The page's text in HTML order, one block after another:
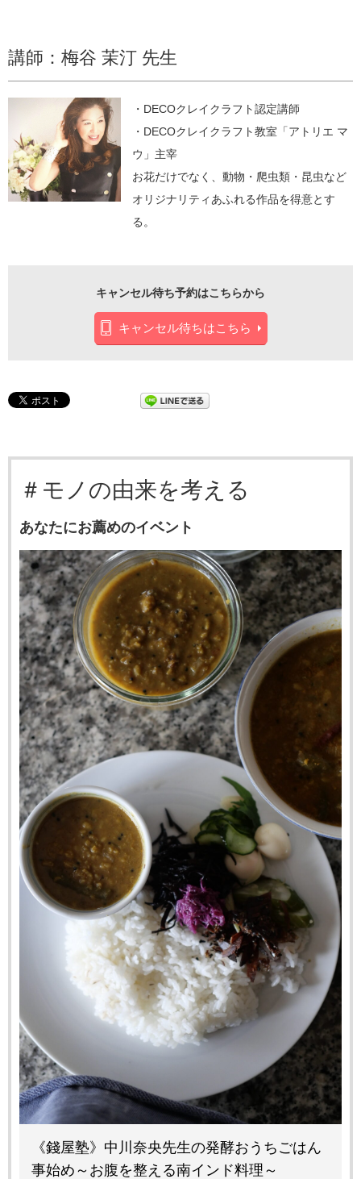
講師：梅谷 茉汀 先生
・DECOクレイクラフト認定講師
・DECOクレイクラフト教室「アトリエ マ
ウ」主宰
お花だけでなく、動物・爬虫類・昆虫など
オリジナリティあふれる作品を得意とす
る。
キャンセル待ち予約はこちらから
キャンセル待ちはこちら
＃モノの由来を考える
あなたにお薦めのイベント
《錢屋塾》中川奈央先生の発酵おうちごはん
事始め～お腹を整える南インド料理～